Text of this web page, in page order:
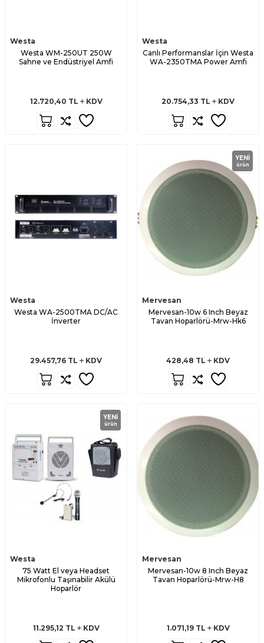
Westa
Westa WM-250UT 250W
Sahne ve Endüstriyel Amfi
12.720,40 TL KDV
Westa
Canlı Performanslar İçin Westa
WA-2350TMA Power Amfi
20.754,33 TL KDV
Westa
Westa WA-2500TMA DC/AC
İnverter
29.457,76 TL KDV
YENI
ürün
Mervesan
Mervesan-10w 6 Inch Beyaz
Tavan Hoparlörü-Mrw-Hk6
428,48 TL KDV
YENI
ürün
Westa
75 Watt El veya Headset
Mikrofonlu Taşınabilir Akülü
Hoparlör
11.295,12 TL KDV
Mervesan
Mervesan-10w 8 Inch Beyaz
Tavan Hoparlörü-Mrw-H8
1.071,19TL KDV